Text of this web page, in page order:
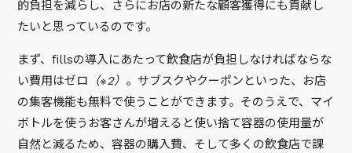
的負担を減らし、さらにお店の新たな顧客獲得にも貢献し
たいと思っているのです。
まず、fillsの導入にあたって飲食店が負担しなければならな
い費用はゼロ （※2） 。サブスクやクーポンといった、お店
の集客機能も無料で使うことができます。そのうえで、マイ
ボトルを使うお客さんが増えると使い捨て容器の使用量が
自然と減るため、容器の購入費、そして多くの飲食店で課